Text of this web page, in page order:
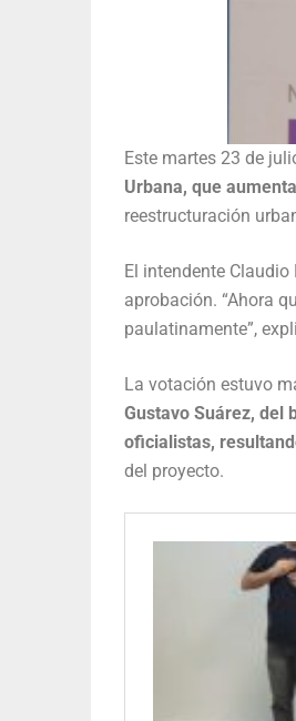
Este martes 23 de
Urbana, que
reestructuración
El intendente
aprobación. “Ahora
paulatinamente”,
La votación estuvo
Gustavo Suárez, del
oficialistas,
del proyecto.